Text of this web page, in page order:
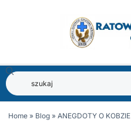
Home » Blog » ANEGDOTY O KOBZIE